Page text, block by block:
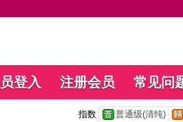
登入 注册会员 常见问
指数 普通级(清纯)